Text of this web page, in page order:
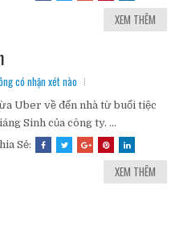
XEM THÊM
có nhận xét nào
Uber về đến nhà từ buổi tiệc
Sinh của công ty. ...
Sẻ:
XEM THÊM